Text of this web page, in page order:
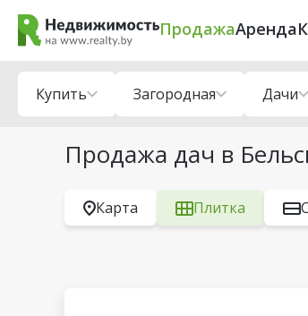
ПродажаАренда
Продажа дач в
Купить Загородная Дачи
Карта Плитка